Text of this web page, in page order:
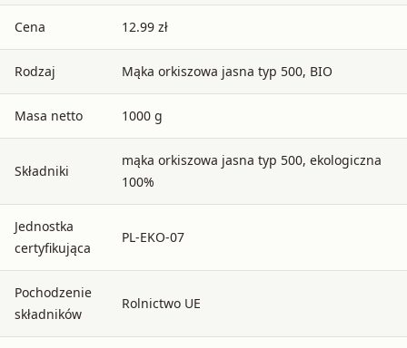
Cena 12.99 zł
Rodzaj Mąka orkiszowa jasna typ 500, BIO
Masa netto 1000 g
Składniki
mąka orkiszowa jasna typ 500, ekologiczna
100%
Jednostka
certyfikująca
PL-EKO-07
Pochodzenie
składników
Rolnictwo UE